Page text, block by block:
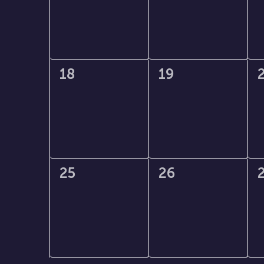
0
18
0
19
0
25
0
26